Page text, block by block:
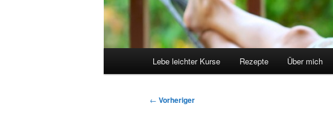
Lebe leichter Kurse Rezepte Über mich
Beitragsnavigation
← Vorheriger